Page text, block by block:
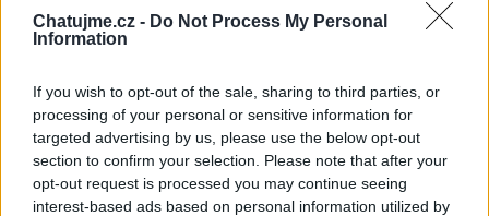
Chatujme.cz - Do Not Process My Personal
Information
If you wish to opt-out of the sale, sharing to third parties, or
processing of your personal or sensitive information for
targeted advertising by us, please use the below opt-out
section to confirm your selection. Please note that after your
opt-out request is processed you may continue seeing
interest-based ads based on personal information utilized by
průzkumu. "Toto fašistické bezpráví vyvolalo tak
výrazný nárůst hlasů, že průzkumy ani nezačínají
Přihlásit se a odpovědět